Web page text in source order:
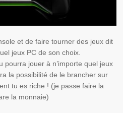
et de faire tourner des jeux dit
jeux PC de son choix.
pourra jouer à n’importe quel jeux
la possibilité de le brancher sur
tu es riche ! (je passe faire la
la monnaie)